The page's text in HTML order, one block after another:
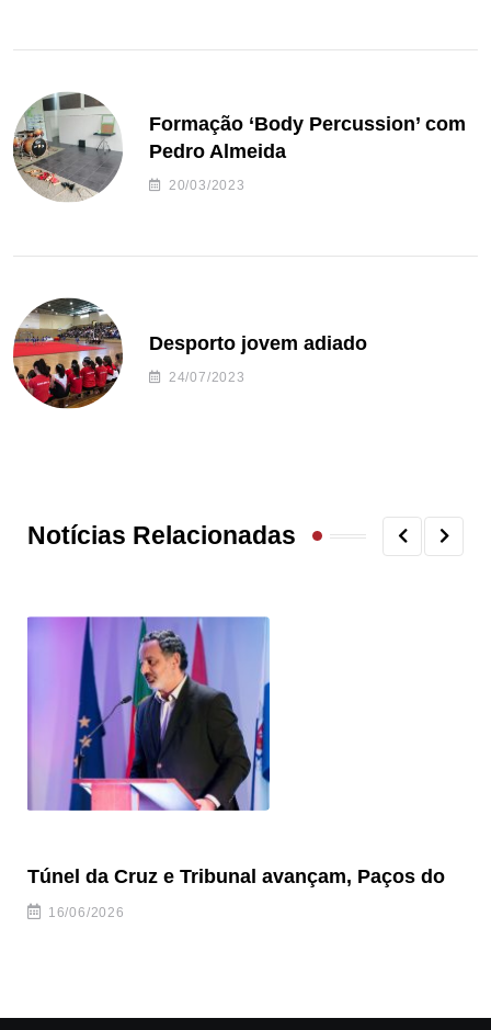
Formação ‘Body Percussion’ com
Pedro Almeida
20/03/2023
Desporto jovem adiado
24/07/2023
Notícias Relacionadas
Túnel da Cruz e Tribunal avançam, Paços do
16/06/2026